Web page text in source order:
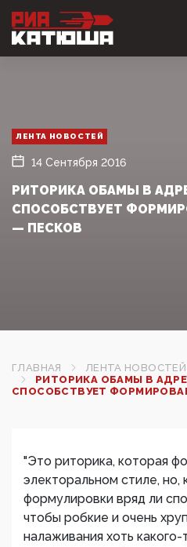
ЛЕНТА НОВОСТЕЙ
14 Сентября 2016
РИТОРИКА ОБАМЫ В
СПОСОБСТВУЕТ
— ПЕСКОВ
ГЛАВНАЯ
ЛЕНТА НОВОСТЕЙ
РИТОРИКА ОБАМЫ В
СПОСОБСТВУЕТ
"Это риторика, которая
электоральном стиле, но,
формулировки вряд ли
чтобы робкие и очень
налаживания хоть